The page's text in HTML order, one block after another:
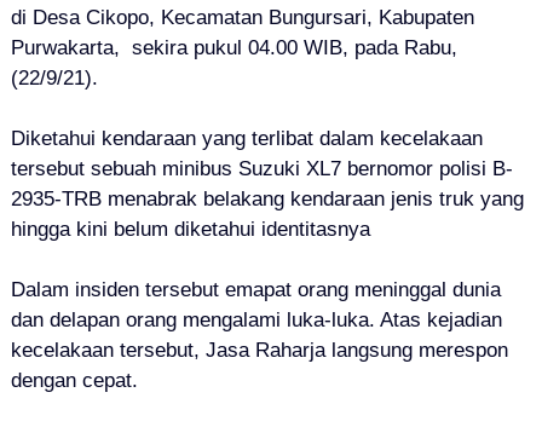
di Desa Cikopo, Kecamatan Bungursari, Kabupaten
Purwakarta, sekira pukul 04.00 WIB, pada Rabu,
(22/9/21).
Diketahui kendaraan yang terlibat dalam kecelakaan
tersebut sebuah minibus Suzuki XL7 bernomor polisi B-
2935-TRB menabrak belakang kendaraan jenis truk yang
hingga kini belum diketahui identitasnya
Dalam insiden tersebut emapat orang meninggal dunia
dan delapan orang mengalami luka-luka. Atas kejadian
kecelakaan tersebut, Jasa Raharja langsung merespon
dengan cepat.